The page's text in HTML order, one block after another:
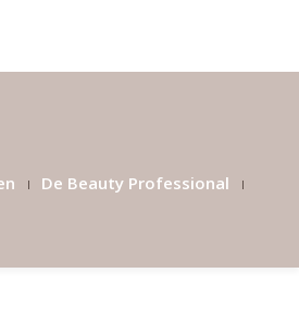
De Beauty Professional